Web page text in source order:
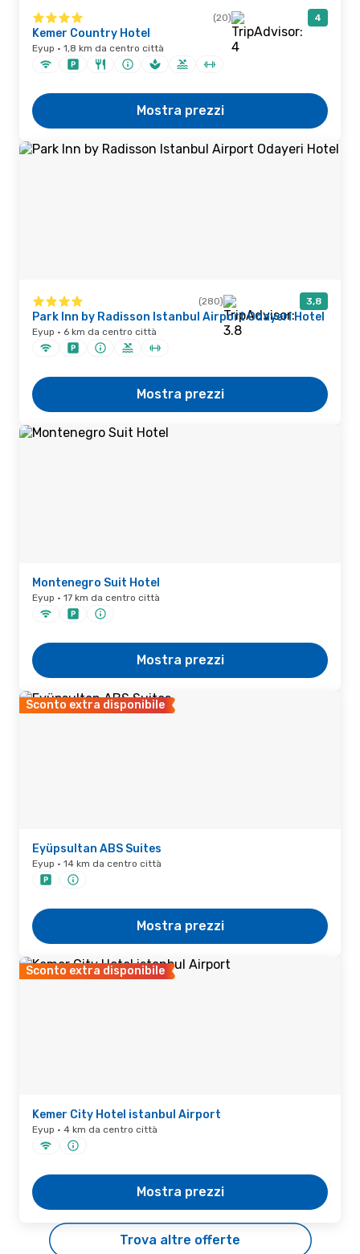
(20) 4
Kemer Country Hotel
Eyup · 1,8 km da centro città
Mostra prezzi
(280) 3,8
Park Inn by Radisson Istanbul Airport Odayeri Hotel
Eyup · 6 km da centro città
Mostra prezzi
Montenegro Suit Hotel
Eyup · 17 km da centro città
Mostra prezzi
Sconto extra disponibile
Eyüpsultan ABS Suites
Eyup · 14 km da centro città
Mostra prezzi
Sconto extra disponibile
Kemer City Hotel istanbul Airport
Eyup · 4 km da centro città
Mostra prezzi
Trova altre offerte